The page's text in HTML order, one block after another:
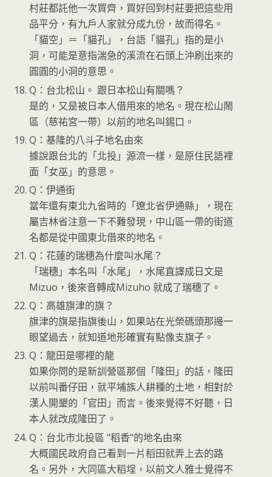
村莊都託他一次買齊，買好回到村莊要把這些用
品平分，有九戶人家就分成九份，故而得名。
「貓空」＝「貓孔」，台語「貓孔」指的是小
洞，可能是意指湍急的溪流在石頭上沖刷出來的
圓圓的小洞的意思。
Q：台北松山。 跟日本松山有關嗎？
是的，又是被日本人借用來的地名。現在松山鬧
區（慈祐宮一帶）以前的地名叫錫口。
Q：基隆的八斗子地名由來
據說跟台北的「北投」源流一樣，是原住民語裡
面「女巫」的意思。
Q：伊通街
當年還有東北九省時的「遼北省伊通縣」，現在
屬吉林省注意一下不難發現，中山區一帶的街道
名都是從中國東北借來的地名。
Q：花蓮的瑞穗為什麼叫水尾？
「瑞穗」本名叫「水尾」，水尾直譯成日文是
Mizuo，後來音轉成Mizuho 就成了瑞穗了。
Q：高雄旗津的旗？
旗津的旗是指旗後山，如果站在光榮碼頭那邊一
眼望過去，就知道地形確實有點像支旗子。
Q：龍田是哪裡的龍
如果你問的是新訓營區那個「隆田」的話，隆田
以前叫番仔田，就平埔族人耕種的土地，相對於
漢人開墾的「官田」而言。後來覺得不好聽，日
本人就改成隆田了。
Q：台北市北投區 "稻香"的地名由來
大概國民政府自己看到一片稻田就弄上去的路
名。另外，大同區大稻埕，以前文人雅士覺得不